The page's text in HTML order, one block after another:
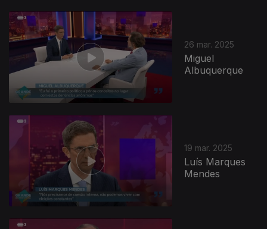
26 mar. 2025
Miguel
Albuquerque
19 mar. 2025
Luís Marques
Mendes